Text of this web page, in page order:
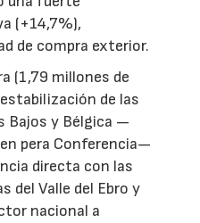
(+14,7%),
de compra exterior.
(1,79 millones de
de las
Bajos y Bélgica —
pera Conferencia—
directa con las
del Valle del Ebro y
nacional a